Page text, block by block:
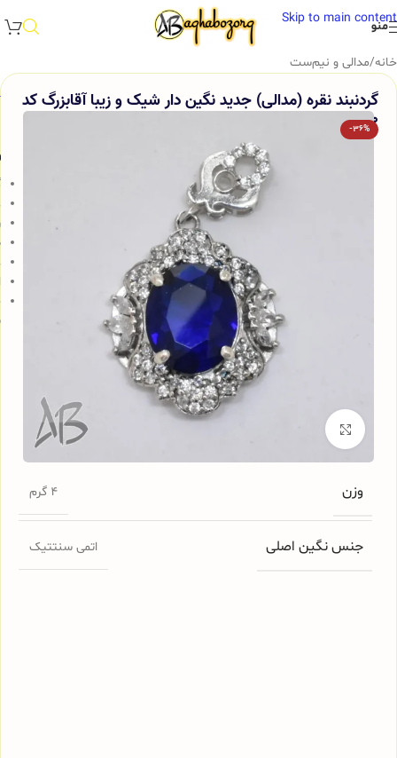
Skip to main content
منو
خانه/مدالی و نیم‌ست
گردنبند نقره (مدالی) جدید نگین دار شیک و زیبا آقابزرگ کد
Med70
-36%
برای بزرگنمایی کلیک کنید
وزن 4 گرم
جنس نگین اصلی اتمی سنتتیک